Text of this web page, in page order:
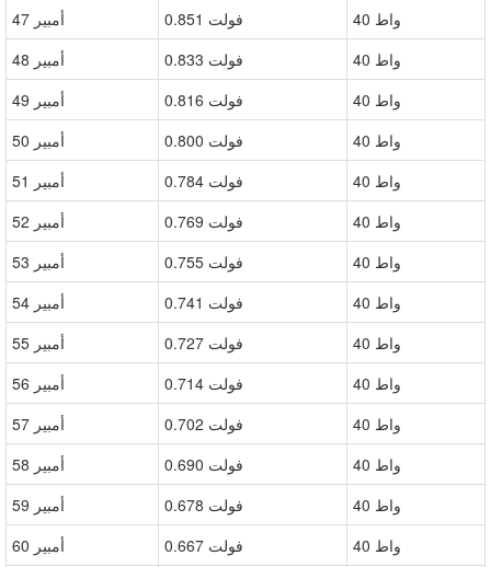
47 أمبير
0.851 فولت
40 واط
48 أمبير
0.833 فولت
40 واط
49 أمبير
0.816 فولت
40 واط
50 أمبير
0.800 فولت
40 واط
51 أمبير
0.784 فولت
40 واط
52 أمبير
0.769 فولت
40 واط
53 أمبير
0.755 فولت
40 واط
54 أمبير
0.741 فولت
40 واط
55 أمبير
0.727 فولت
40 واط
56 أمبير
0.714 فولت
40 واط
57 أمبير
0.702 فولت
40 واط
58 أمبير
0.690 فولت
40 واط
59 أمبير
0.678 فولت
40 واط
60 أمبير
0.667 فولت
40 واط